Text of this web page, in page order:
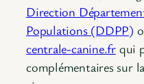
Direction
Populations (DDPP)
centrale-canine.fr qui
complémentaires sur